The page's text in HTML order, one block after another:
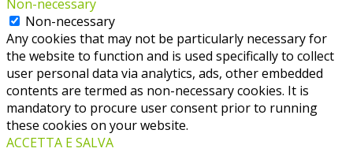
Non-necessary
Non-necessary
Any cookies that may not be particularly necessary for
the website to function and is used specifically to collect
user personal data via analytics, ads, other embedded
contents are termed as non-necessary cookies. It is
mandatory to procure user consent prior to running
these cookies on your website.
ACCETTA E SALVA